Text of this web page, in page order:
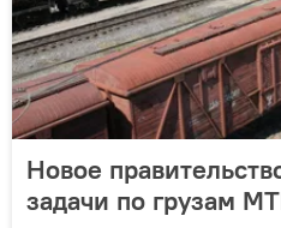
Новое
задачи по грузам